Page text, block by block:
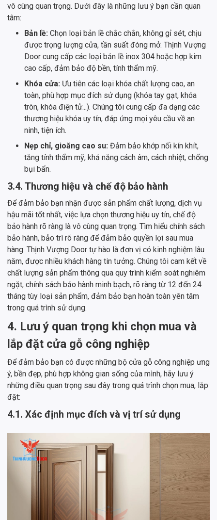
vô cùng quan trọng. Dưới đây là những lưu ý bạn cần quan
tâm:
Bản lề: Chọn loại bản lề chắc chắn, không gỉ sét, chịu
được trọng lượng cửa, tần suất đóng mở. Thịnh Vượng
Door cung cấp các loại bản lề inox 304 hoặc hợp kim
cao cấp, đảm bảo độ bền, tính thẩm mỹ.
Khóa cửa: Ưu tiên các loại khóa chất lượng cao, an
toàn, phù hợp mục đích sử dụng (khóa tay gạt, khóa
tròn, khóa điện tử...). Chúng tôi cung cấp đa dạng các
thương hiệu khóa uy tín, đáp ứng mọi yêu cầu về an
ninh, tiện ích.
Nẹp chỉ, gioăng cao su: Đảm bảo khớp nối kín khít,
tăng tính thẩm mỹ, khả năng cách âm, cách nhiệt, chống
bụi bẩn.
3.4. Thương hiệu và chế độ bảo hành
Để đảm bảo bạn nhận được sản phẩm chất lượng, dịch vụ
hậu mãi tốt nhất, việc lựa chọn thương hiệu uy tín, chế độ
bảo hành rõ ràng là vô cùng quan trọng. Tìm hiểu chính sách
bảo hành, bảo trì rõ ràng để đảm bảo quyền lợi sau mua
hàng. Thịnh Vượng Door tự hào là đơn vị có kinh nghiệm lâu
năm, được nhiều khách hàng tin tưởng. Chúng tôi cam kết về
chất lượng sản phẩm thông qua quy trình kiểm soát nghiêm
ngặt, chính sách bảo hành minh bạch, rõ ràng từ 12 đến 24
tháng tùy loại sản phẩm, đảm bảo bạn hoàn toàn yên tâm
trong quá trình sử dụng.
4. Lưu ý quan trọng khi chọn mua và
lắp đặt cửa gỗ công nghiệp
Để đảm bảo bạn có được những bộ cửa gỗ công nghiệp ưng
ý, bền đẹp, phù hợp không gian sống của mình, hãy lưu ý
những điều quan trọng sau đây trong quá trình chọn mua, lắp
đặt:
4.1. Xác định mục đích và vị trí sử dụng